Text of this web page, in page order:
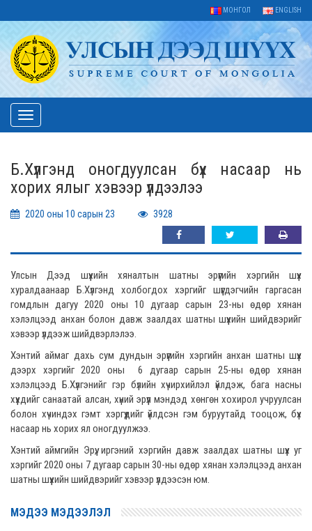
МОНГОЛ ENGLISH
Toggle
navigation
Б.Хүлгэнд оногдуулсан бүх насаар нь
хорих ялыг хэвээр үлдээлээ
2020 оны 10 сарын 23 3928
Улсын Дээд шүүхийн хяналтын шатны эрүүгийн хэргийн шүүх
хуралдаанаар Б.Хүлгэнд холбогдох хэргийг шүүгдэгчийн гаргасан
гомдлын дагуу 2020 оны 10 дугаар сарын 23-ны өдөр хянан
хэлэлцээд анхан болон давж заалдах шатны шүүхийн шийдвэрийг
хэвээр үлдээж шийдвэрлэлээ.
Хэнтий аймаг дахь сум дундын эрүүгийн хэргийн анхан шатны шүүх
дээрх хэргийг 2020 оны 6 дугаар сарын 25-ны өдөр хянан
хэлэлцээд Б.Хүлгэнийг гэр бүлийн хүчирхийлэл үйлдэж, бага насны
хүүхдийг санаатай алсан, хүний эрүүл мэндэд хөнгөн хохирол учруулсан
болон хүчиндэх гэмт хэргүүдийг үйлдсэн гэм буруутайд тооцож, бүх
насаар нь хорих ял оногдуулжээ.
Хэнтий аймгийн Эрүү, иргэний хэргийн давж заалдах шатны шүүх уг
хэргийг 2020 оны 7 дугаар сарын 30-ны өдөр хянан хэлэлцээд анхан
шатны шүүхийн шийдвэрийг хэвээр үлдээсэн юм.
МЭДЭЭ МЭДЭЭЛЭЛ